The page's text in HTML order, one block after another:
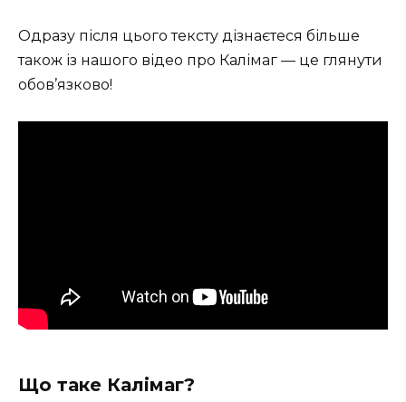
Одразу після цього тексту дізнаєтеся більше
також із нашого відео про Калімаг — це глянути
обов’язково!
Що таке Калімаг?